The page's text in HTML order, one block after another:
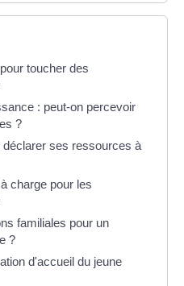
toucher des
: peut-on percevoir
?
ses ressources à
charge pour les
familiales pour un
?
d'accueil du jeune